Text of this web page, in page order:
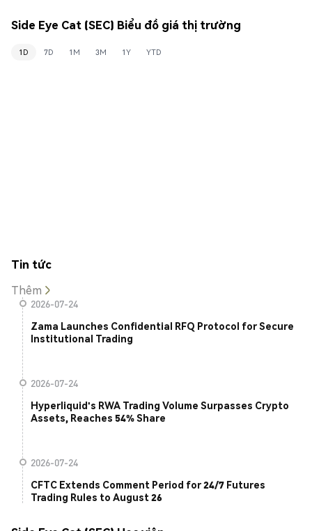
Side Eye Cat (SEC) Biểu đồ giá thị trường
1D 7D 1M 3M 1Y YTD
Tin tức
Thêm
2026-07-24
Zama Launches Confidential RFQ Protocol for Secure
Institutional Trading
2026-07-24
Hyperliquid's RWA Trading Volume Surpasses Crypto
Assets, Reaches 54% Share
2026-07-24
CFTC Extends Comment Period for 24/7 Futures
Trading Rules to August 26